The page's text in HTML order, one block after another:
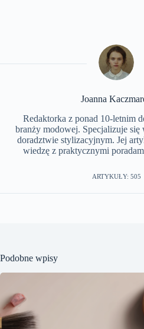
Joanna
Redaktorka z ponad 10-letnim
branży modowej. Specjalizuje się
doradztwie stylizacyjnym. Jej
wiedzę z praktycznymi
ARTYKUŁY: 505
Podobne wpisy